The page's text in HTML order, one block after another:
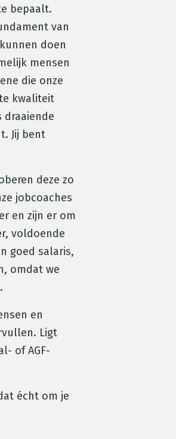
bepaalt.
van
doen
mensen
die onze
kwaliteit
draaiende
Jij bent
deze zo
jobcoaches
en zijn er om
voldoende
goed salaris,
omdat we
en
Ligt
of AGF-
écht om je